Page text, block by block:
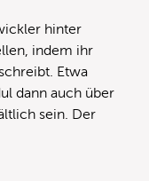
hinter
indem ihr
Etwa
dann auch über
sein. Der